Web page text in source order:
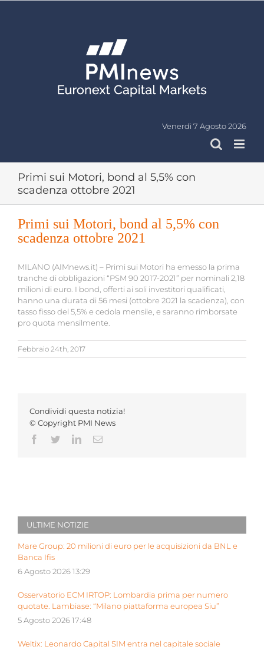
Venerdì 7 Agosto 2026
Primi sui Motori, bond al 5,5% con
scadenza ottobre 2021
Primi sui Motori, bond al 5,5% con
scadenza ottobre 2021
MILANO (AIMnews.it) – Primi sui Motori ha emesso la prima
tranche di obbligazioni “PSM 90 2017-2021” per nominali 2,18
milioni di euro. I bond, offerti ai soli investitori qualificati,
hanno una durata di 56 mesi (ottobre 2021 la scadenza), con
tasso fisso del 5,5% e cedola mensile, e saranno rimborsate
pro quota mensilmente.
Febbraio 24th, 2017
Condividi questa notizia!
© Copyright PMI News
Facebook
TwitterLinkedInEmail
ULTIME NOTIZIE
Mare Group: 20 milioni di euro per le acquisizioni da BNL e
Banca Ifis
6 Agosto 2026 13:29
Osservatorio ECM IRTOP: Lombardia prima per numero
quotate. Lambiase: “Milano piattaforma europea Siu”
5 Agosto 2026 17:48
Weltix: Leonardo Capital SIM entra nel capitale sociale